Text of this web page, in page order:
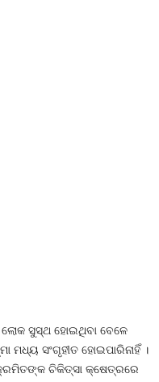
ଲୋକ ସୁସ୍ଥ ହୋଇଥିବା ବେଳେ
ମଧ୍ୟ ସଂଗୃହୀତ ହୋଇପାରିନାହିଁ ।
ଚିକିତ୍ସା କ୍ଷେତ୍ରରେ